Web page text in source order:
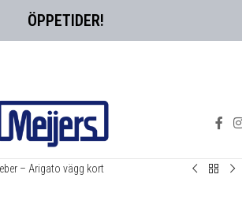
ÖPPETIDER!
– Arigato vägg kort